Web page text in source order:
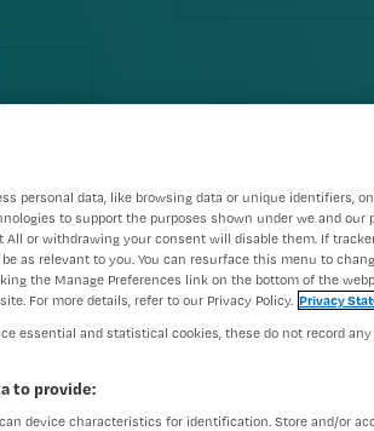
Blog
dat
Auteur:
personal data, like browsing data or unique identifiers,
to support the purposes shown under we and our
All or withdrawing your consent will disable them. If
as relevant to you. You can resurface this menu to
the Manage Preferences link on the bottom of the
For more details, refer to our Privacy Policy. Privacy
essential and statistical cookies, these do not record
to provide:
device characteristics for identification. Store and/or